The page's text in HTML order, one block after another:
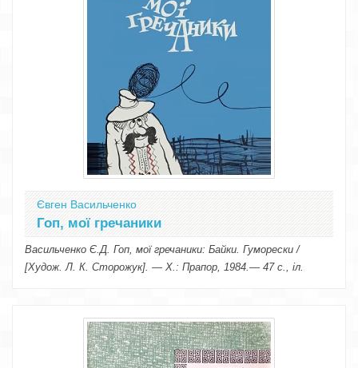
Євген Васильченко
Гоп, мої гречаники
Васильченко Є.Д. Гоп, мої гречаники: Байки. Гуморески /
[Худож. Л. К. Сторожук]. — X.: Прапор, 1984.— 47 с., іл.